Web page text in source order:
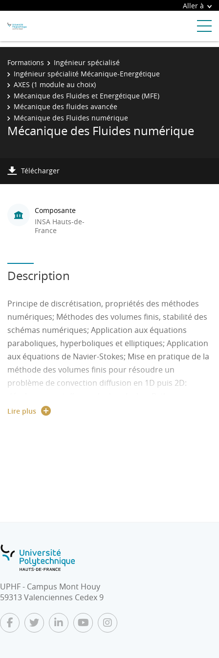
Aller à
Formations
Ingénieur spécialisé
Ingénieur spécialité Mécanique-Energétique
AXES (1 module au choix)
Mécanique des Fluides et Energétique (MFE)
Mécanique des fluides avancée
Mécanique des Fluides numérique
Mécanique des Fluides numérique
Télécharger
Composante
INSA Hauts-de-
France
Description
Principe de discrétisation, propriétés des méthodes
numériques; Méthodes des volumes finis, stabilité des
schémas numériques; Application aux équations
paraboliques, hyperboliques et elliptiques; Application
aux équations de Navier-Stokes; Mise en pratique de la
méthode des volumes finis pour résoudre un
problème de convection diffusion en 1D puis 2D:
Création de documents scientifiques interactifs avec
Lire plus
UPHF - Campus Mont Houy
59313 Valenciennes Cedex 9